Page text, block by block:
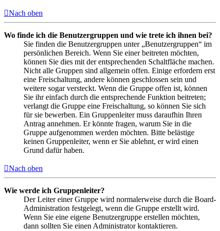
Nach oben
Wo finde ich die Benutzergruppen und wie trete ich ihnen bei?
Sie finden die Benutzergruppen unter „Benutzergruppen“ im
persönlichen Bereich. Wenn Sie einer beitreten möchten,
können Sie dies mit der entsprechenden Schaltfläche machen.
Nicht alle Gruppen sind allgemein offen. Einige erfordern erst
eine Freischaltung, andere können geschlossen sein und
weitere sogar versteckt. Wenn die Gruppe offen ist, können
Sie ihr einfach durch die entsprechende Funktion beitreten;
verlangt die Gruppe eine Freischaltung, so können Sie sich
für sie bewerben. Ein Gruppenleiter muss daraufhin Ihren
Antrag annehmen. Er könnte fragen, warum Sie in die
Gruppe aufgenommen werden möchten. Bitte belästige
keinen Gruppenleiter, wenn er Sie ablehnt, er wird einen
Grund dafür haben.
Nach oben
Wie werde ich Gruppenleiter?
Der Leiter einer Gruppe wird normalerweise durch die Board-
Administration festgelegt, wenn die Gruppe erstellt wird.
Wenn Sie eine eigene Benutzergruppe erstellen möchten,
dann sollten Sie einen Administrator kontaktieren.